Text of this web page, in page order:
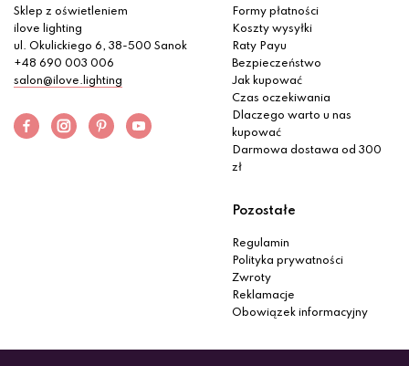
Sklep z oświetleniem
ilove lighting
ul. Okulickiego 6, 38-500 Sanok
+48 690 003 006
salon@ilove.lighting
Formy płatności
Koszty wysyłki
Raty Payu
Bezpieczeństwo
Jak kupować
Czas oczekiwania
Dlaczego warto u nas
kupować
Darmowa dostawa od 300
zł
Pozostałe
Regulamin
Polityka prywatności
Zwroty
Reklamacje
Obowiązek informacyjny